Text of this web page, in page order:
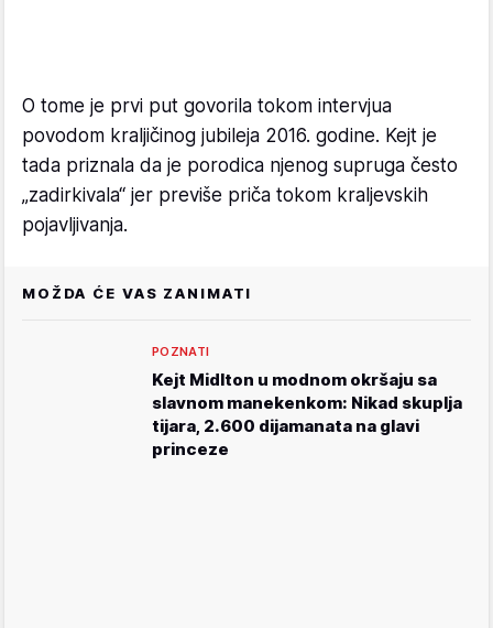
O tome je prvi put govorila tokom intervjua
povodom kraljičinog jubileja 2016. godine. Kejt je
tada priznala da je porodica njenog supruga često
„zadirkivala“ jer previše priča tokom kraljevskih
pojavljivanja.
MOŽDA ĆE VAS ZANIMATI
POZNATI
Kejt Midlton u modnom okršaju sa
slavnom manekenkom: Nikad skuplja
tijara, 2.600 dijamanata na glavi
princeze